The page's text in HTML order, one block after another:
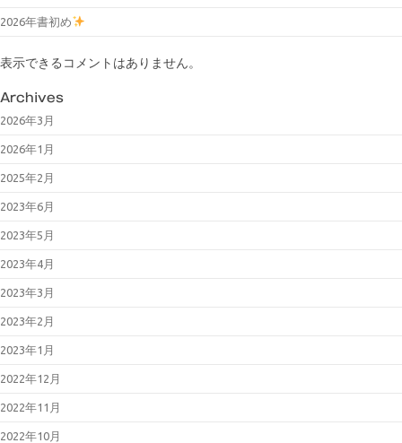
2026年書初め
表示できるコメントはありません。
Archives
2026年3月
2026年1月
2025年2月
2023年6月
2023年5月
2023年4月
2023年3月
2023年2月
2023年1月
2022年12月
2022年11月
2022年10月